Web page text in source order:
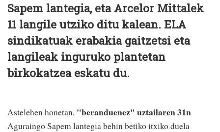
Sapem lantegia, eta Arcelor Mittalek
11 langile utziko ditu kalean. ELA
sindikatuak erabakia gaitzetsi eta
langileak inguruko plantetan
birkokatzea eskatu du.
Astelehen honetan, "beranduenez" uztailaren 31n
Aguraingo Sapem lantegia behin betiko itxiko duela